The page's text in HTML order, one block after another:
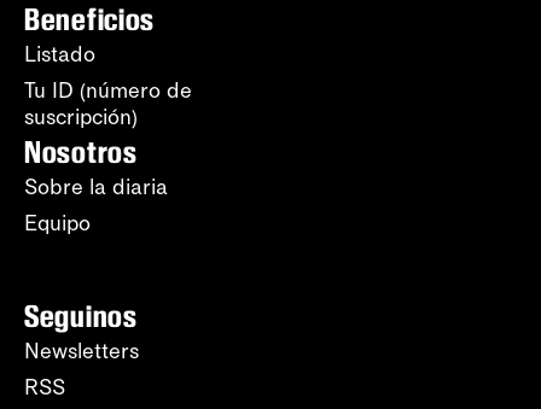
Beneficios
Listado
Tu ID (número de
suscripción)
Nosotros
Sobre la diaria
Equipo
Seguinos
Newsletters
RSS